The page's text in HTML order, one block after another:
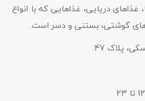
دریایی، غذاهایی که با انواع
گوشتی، بستنی و دسر است.
پلاک 47.